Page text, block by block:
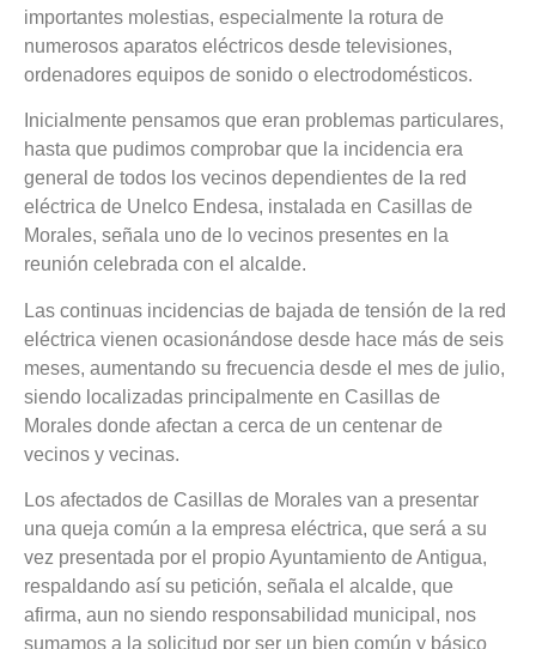
importantes molestias, especialmente la rotura de
numerosos aparatos eléctricos desde televisiones,
ordenadores equipos de sonido o electrodomésticos.
Inicialmente pensamos que eran problemas particulares,
hasta que pudimos comprobar que la incidencia era
general de todos los vecinos dependientes de la red
eléctrica de Unelco Endesa, instalada en Casillas de
Morales, señala uno de lo vecinos presentes en la
reunión celebrada con el alcalde.
Las continuas incidencias de bajada de tensión de la red
eléctrica vienen ocasionándose desde hace más de seis
meses, aumentando su frecuencia desde el mes de julio,
siendo localizadas principalmente en Casillas de
Morales donde afectan a cerca de un centenar de
vecinos y vecinas.
Los afectados de Casillas de Morales van a presentar
una queja común a la empresa eléctrica, que será a su
vez presentada por el propio Ayuntamiento de Antigua,
respaldando así su petición, señala el alcalde, que
afirma, aun no siendo responsabilidad municipal, nos
sumamos a la solicitud por ser un bien común y básico